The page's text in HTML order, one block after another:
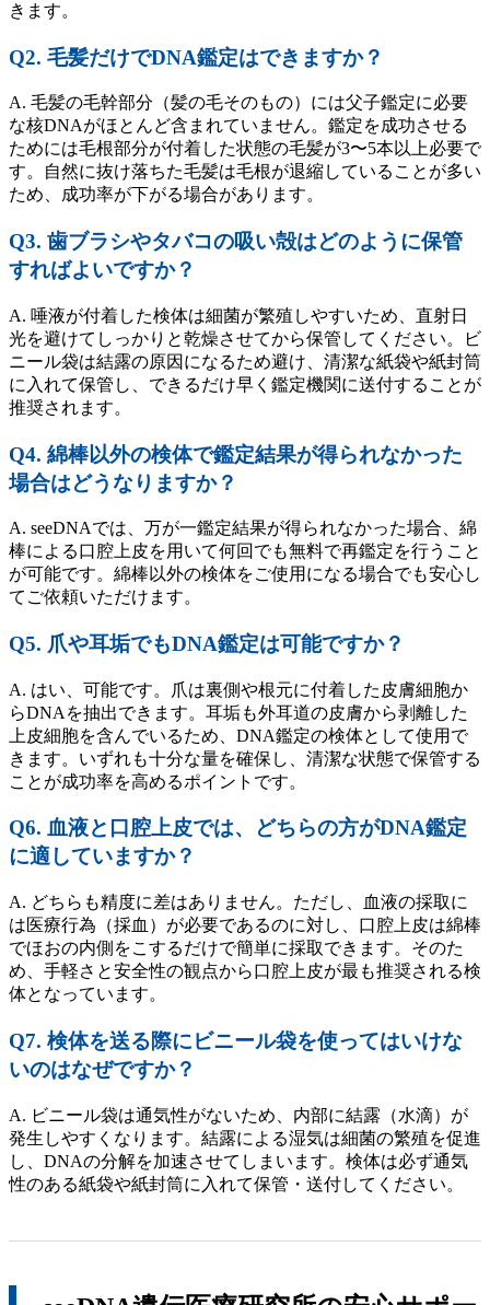
きます。
Q2. 毛髪だけでDNA鑑定はできますか？
A. 毛髪の毛幹部分（髪の毛そのもの）には父子鑑定に必要
な核DNAがほとんど含まれていません。鑑定を成功させる
ためには毛根部分が付着した状態の毛髪が3〜5本以上必要で
す。自然に抜け落ちた毛髪は毛根が退縮していることが多い
ため、成功率が下がる場合があります。
Q3. 歯ブラシやタバコの吸い殻はどのように保管
すればよいですか？
A. 唾液が付着した検体は細菌が繁殖しやすいため、直射日
光を避けてしっかりと乾燥させてから保管してください。ビ
ニール袋は結露の原因になるため避け、清潔な紙袋や紙封筒
に入れて保管し、できるだけ早く鑑定機関に送付することが
推奨されます。
Q4. 綿棒以外の検体で鑑定結果が得られなかった
場合はどうなりますか？
A. seeDNAでは、万が一鑑定結果が得られなかった場合、綿
棒による口腔上皮を用いて何回でも無料で再鑑定を行うこと
が可能です。綿棒以外の検体をご使用になる場合でも安心し
てご依頼いただけます。
Q5. 爪や耳垢でもDNA鑑定は可能ですか？
A. はい、可能です。爪は裏側や根元に付着した皮膚細胞か
らDNAを抽出できます。耳垢も外耳道の皮膚から剥離した
上皮細胞を含んでいるため、DNA鑑定の検体として使用で
きます。いずれも十分な量を確保し、清潔な状態で保管する
ことが成功率を高めるポイントです。
Q6. 血液と口腔上皮では、どちらの方がDNA鑑定
に適していますか？
A. どちらも精度に差はありません。ただし、血液の採取に
は医療行為（採血）が必要であるのに対し、口腔上皮は綿棒
でほおの内側をこするだけで簡単に採取できます。そのた
め、手軽さと安全性の観点から口腔上皮が最も推奨される検
体となっています。
Q7. 検体を送る際にビニール袋を使ってはいけな
いのはなぜですか？
A. ビニール袋は通気性がないため、内部に結露（水滴）が
発生しやすくなります。結露による湿気は細菌の繁殖を促進
し、DNAの分解を加速させてしまいます。検体は必ず通気
性のある紙袋や紙封筒に入れて保管・送付してください。